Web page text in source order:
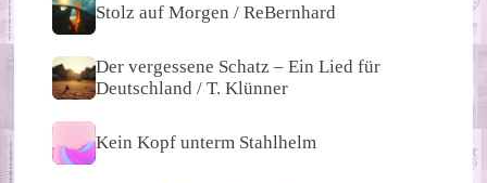
Stolz auf Morgen / ReBernhard
Der vergessene Schatz – Ein Lied für
Deutschland / T. Klünner
Kein Kopf unterm Stahlhelm